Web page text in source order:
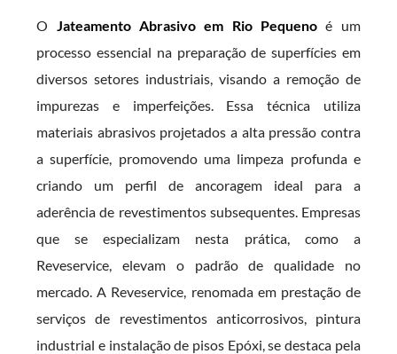
O Jateamento Abrasivo em Rio Pequeno é um
processo essencial na preparação de superfícies em
diversos setores industriais, visando a remoção de
impurezas e imperfeições. Essa técnica utiliza
materiais abrasivos projetados a alta pressão contra
a superfície, promovendo uma limpeza profunda e
criando um perfil de ancoragem ideal para a
aderência de revestimentos subsequentes. Empresas
que se especializam nesta prática, como a
Reveservice, elevam o padrão de qualidade no
mercado. A Reveservice, renomada em prestação de
serviços de revestimentos anticorrosivos, pintura
industrial e instalação de pisos Epóxi, se destaca pela